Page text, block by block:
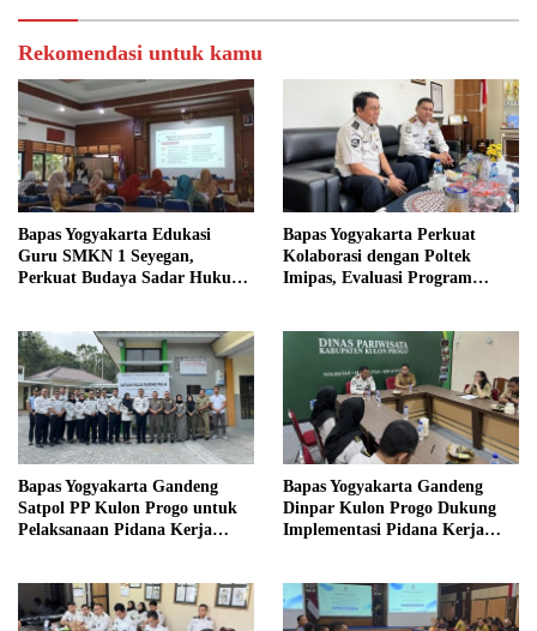
Rekomendasi untuk kamu
Bapas Yogyakarta Edukasi
Guru SMKN 1 Seyegan,
Perkuat Budaya Sadar Hukum
Bapas Yogyakarta Perkuat
Kolaborasi dengan Poltek
Imipas, Evaluasi Program
Bapas Yogyakarta Gandeng
Satpol PP Kulon Progo untuk
Pelaksanaan Pidana Kerja
Bapas Yogyakarta Gandeng
Dinpar Kulon Progo Dukung
Implementasi Pidana Kerja